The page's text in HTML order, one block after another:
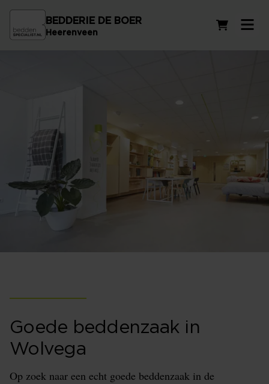
BEDDERIE DE BOER
Heerenveen
Goede beddenzaak in
Wolvega
Op zoek naar een echt goede beddenzaak in de